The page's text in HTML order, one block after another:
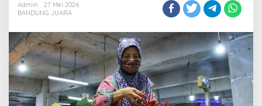
Terjaga
Admin
27 Mei 2026
BANDUNG JUARA